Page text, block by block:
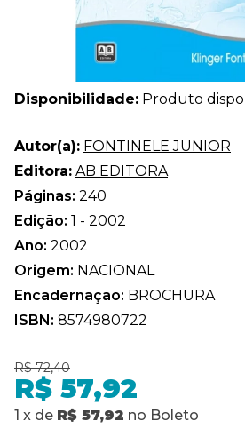
Disponibilidade: Produto
Autor(a): FONTINELE JUNIOR
Editora: AB EDITORA
Páginas: 240
Edição: 1 - 2002
Ano: 2002
Origem: NACIONAL
Encadernação: BROCHURA
ISBN: 8574980722
R$ 72,40
R$ 57,92
1 x de R$ 57,92 no Boleto